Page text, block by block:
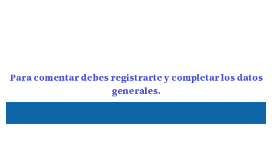
Para comentar debes registrarte y completar los datos
generales.